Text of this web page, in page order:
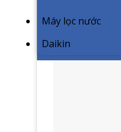
Máy lọc nước
Daikin